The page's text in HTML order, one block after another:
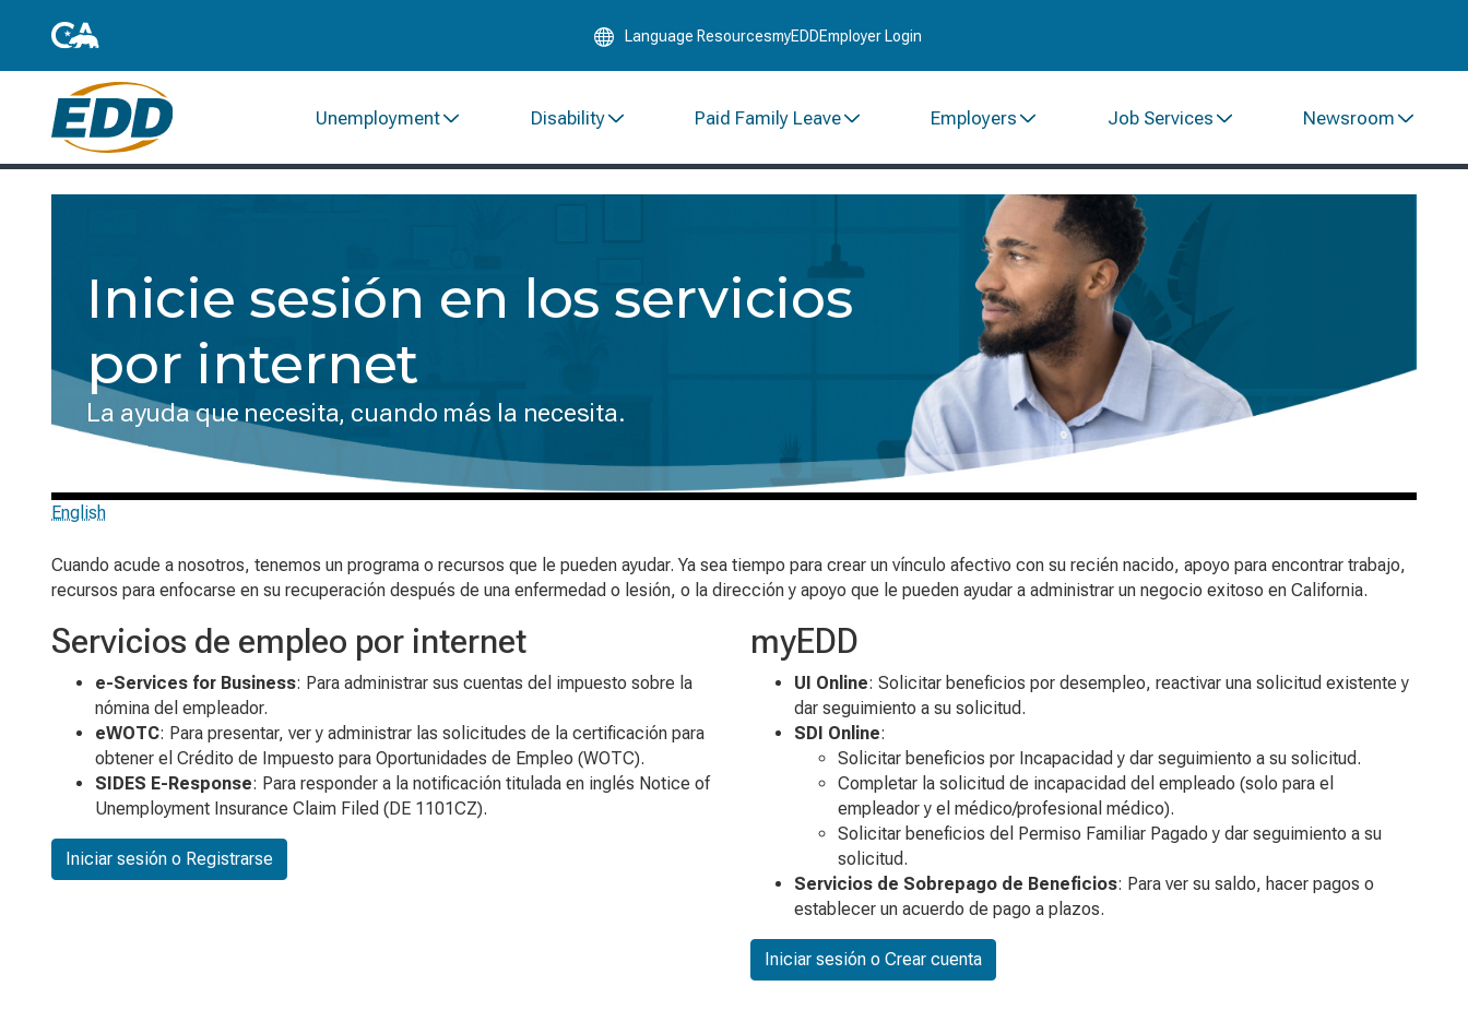
to
Language ResourcesmyEDDEmployer Login
Unemployment Disability Paid Family Leave Employers Job Services Newsroom
Inicie sesión en los servicios
por internet
La ayuda que necesita, cuando más la necesita.
English
Cuando acude a nosotros, tenemos un programa o recursos que le pueden ayudar. Ya sea tiempo para crear un vínculo afectivo con su recién nacido, apoyo para encontrar trabajo,
recursos para enfocarse en su recuperación después de una enfermedad o lesión, o la dirección y apoyo que le pueden ayudar a administrar un negocio exitoso en California.
Servicios de empleo por internet
e-Services for Business: Para administrar sus cuentas del impuesto sobre la
nómina del empleador.
eWOTC: Para presentar, ver y administrar las solicitudes de la certificación para
obtener el Crédito de Impuesto para Oportunidades de Empleo (WOTC).
SIDES E-Response: Para responder a la notificación titulada en inglés Notice of
Unemployment Insurance Claim Filed (DE 1101CZ).
Iniciar sesión o Registrarse
myEDD
UI Online: Solicitar beneficios por desempleo, reactivar una solicitud existente y
dar seguimiento a su solicitud.
SDI Online:
Solicitar beneficios por Incapacidad y dar seguimiento a su solicitud.
Completar la solicitud de incapacidad del empleado (solo para el
empleador y el médico/profesional médico).
Solicitar beneficios del Permiso Familiar Pagado y dar seguimiento a su
solicitud.
Servicios de Sobrepago de Beneficios: Para ver su saldo, hacer pagos o
establecer un acuerdo de pago a plazos.
Iniciar sesión o Crear cuenta